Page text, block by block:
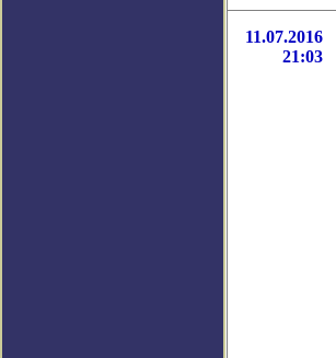
11.07.2016
21:03